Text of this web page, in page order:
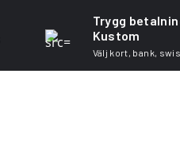
Trygg
Kustom
Välj kort, bank,